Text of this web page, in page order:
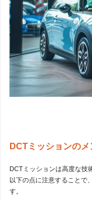
DCTミッションのメ
DCTミッションは高度な技
以下の点に注意することで
す。